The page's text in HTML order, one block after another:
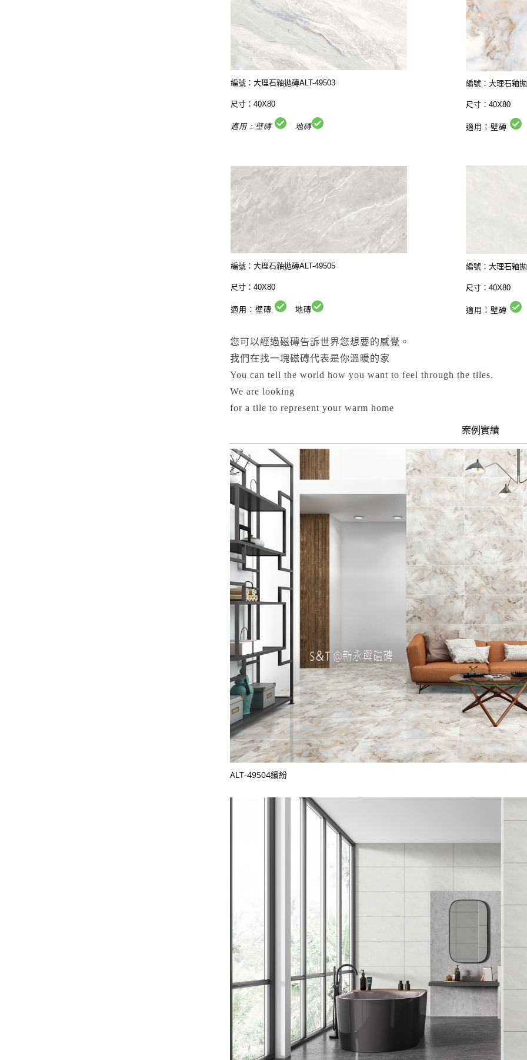
編號：大理石釉拋磚ALT-49503
尺寸：40X80
適用：壁磚 地磚
編號：大理石釉
尺寸：40X80
適用：壁磚
編號：大理石釉拋磚ALT-49505
尺寸：40X80
適用：壁磚 地磚
編號：大理石釉
尺寸：40X80
適用：壁磚
您可以經過磁磚告訴世界您想要的感覺。
我們在找一塊磁磚代表是你溫暖的家
You can tell the world how you want to feel through the tiles.
We are looking
for a tile to represent your warm home
案例實績
ALT-49504繽紛